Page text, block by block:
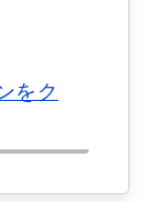
をク